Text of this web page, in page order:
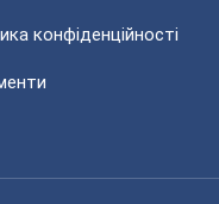
конфіденційності